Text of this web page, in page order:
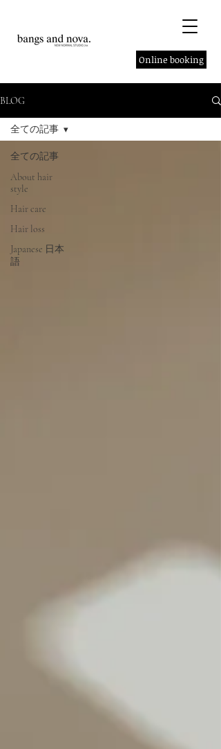
Online booking
BLOG
全ての記事
About hair
style
Hair care
Hair loss
Japanese 日本
語
全ての記事